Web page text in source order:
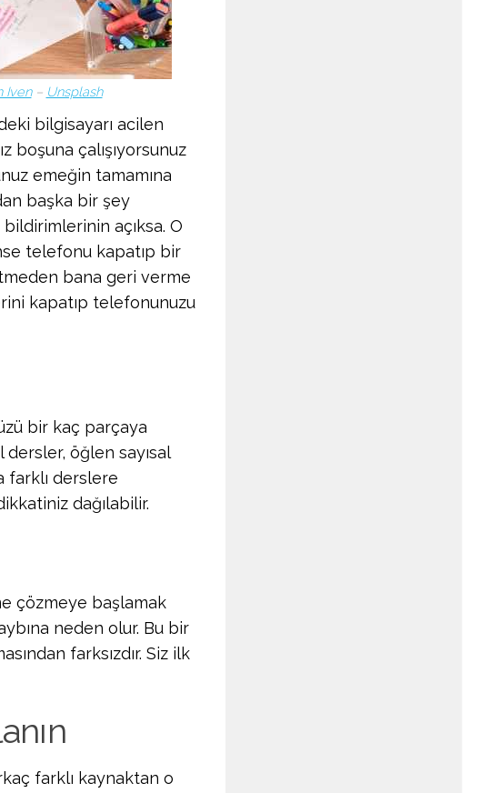
Iven– Unsplash
bilgisayarı acilen
boşuna çalışıyorsunuz
emeğin tamamına
başka bir şey
açıksa. O
telefonu kapatıp bir
bana geri verme
kapatıp telefonunuzu
bir kaç parçaya
öğlen sayısal
farklı derslere
dağılabilir.
çözmeye başlamak
neden olur. Bu bir
farksızdır. Siz ilk
farklı kaynaktan o